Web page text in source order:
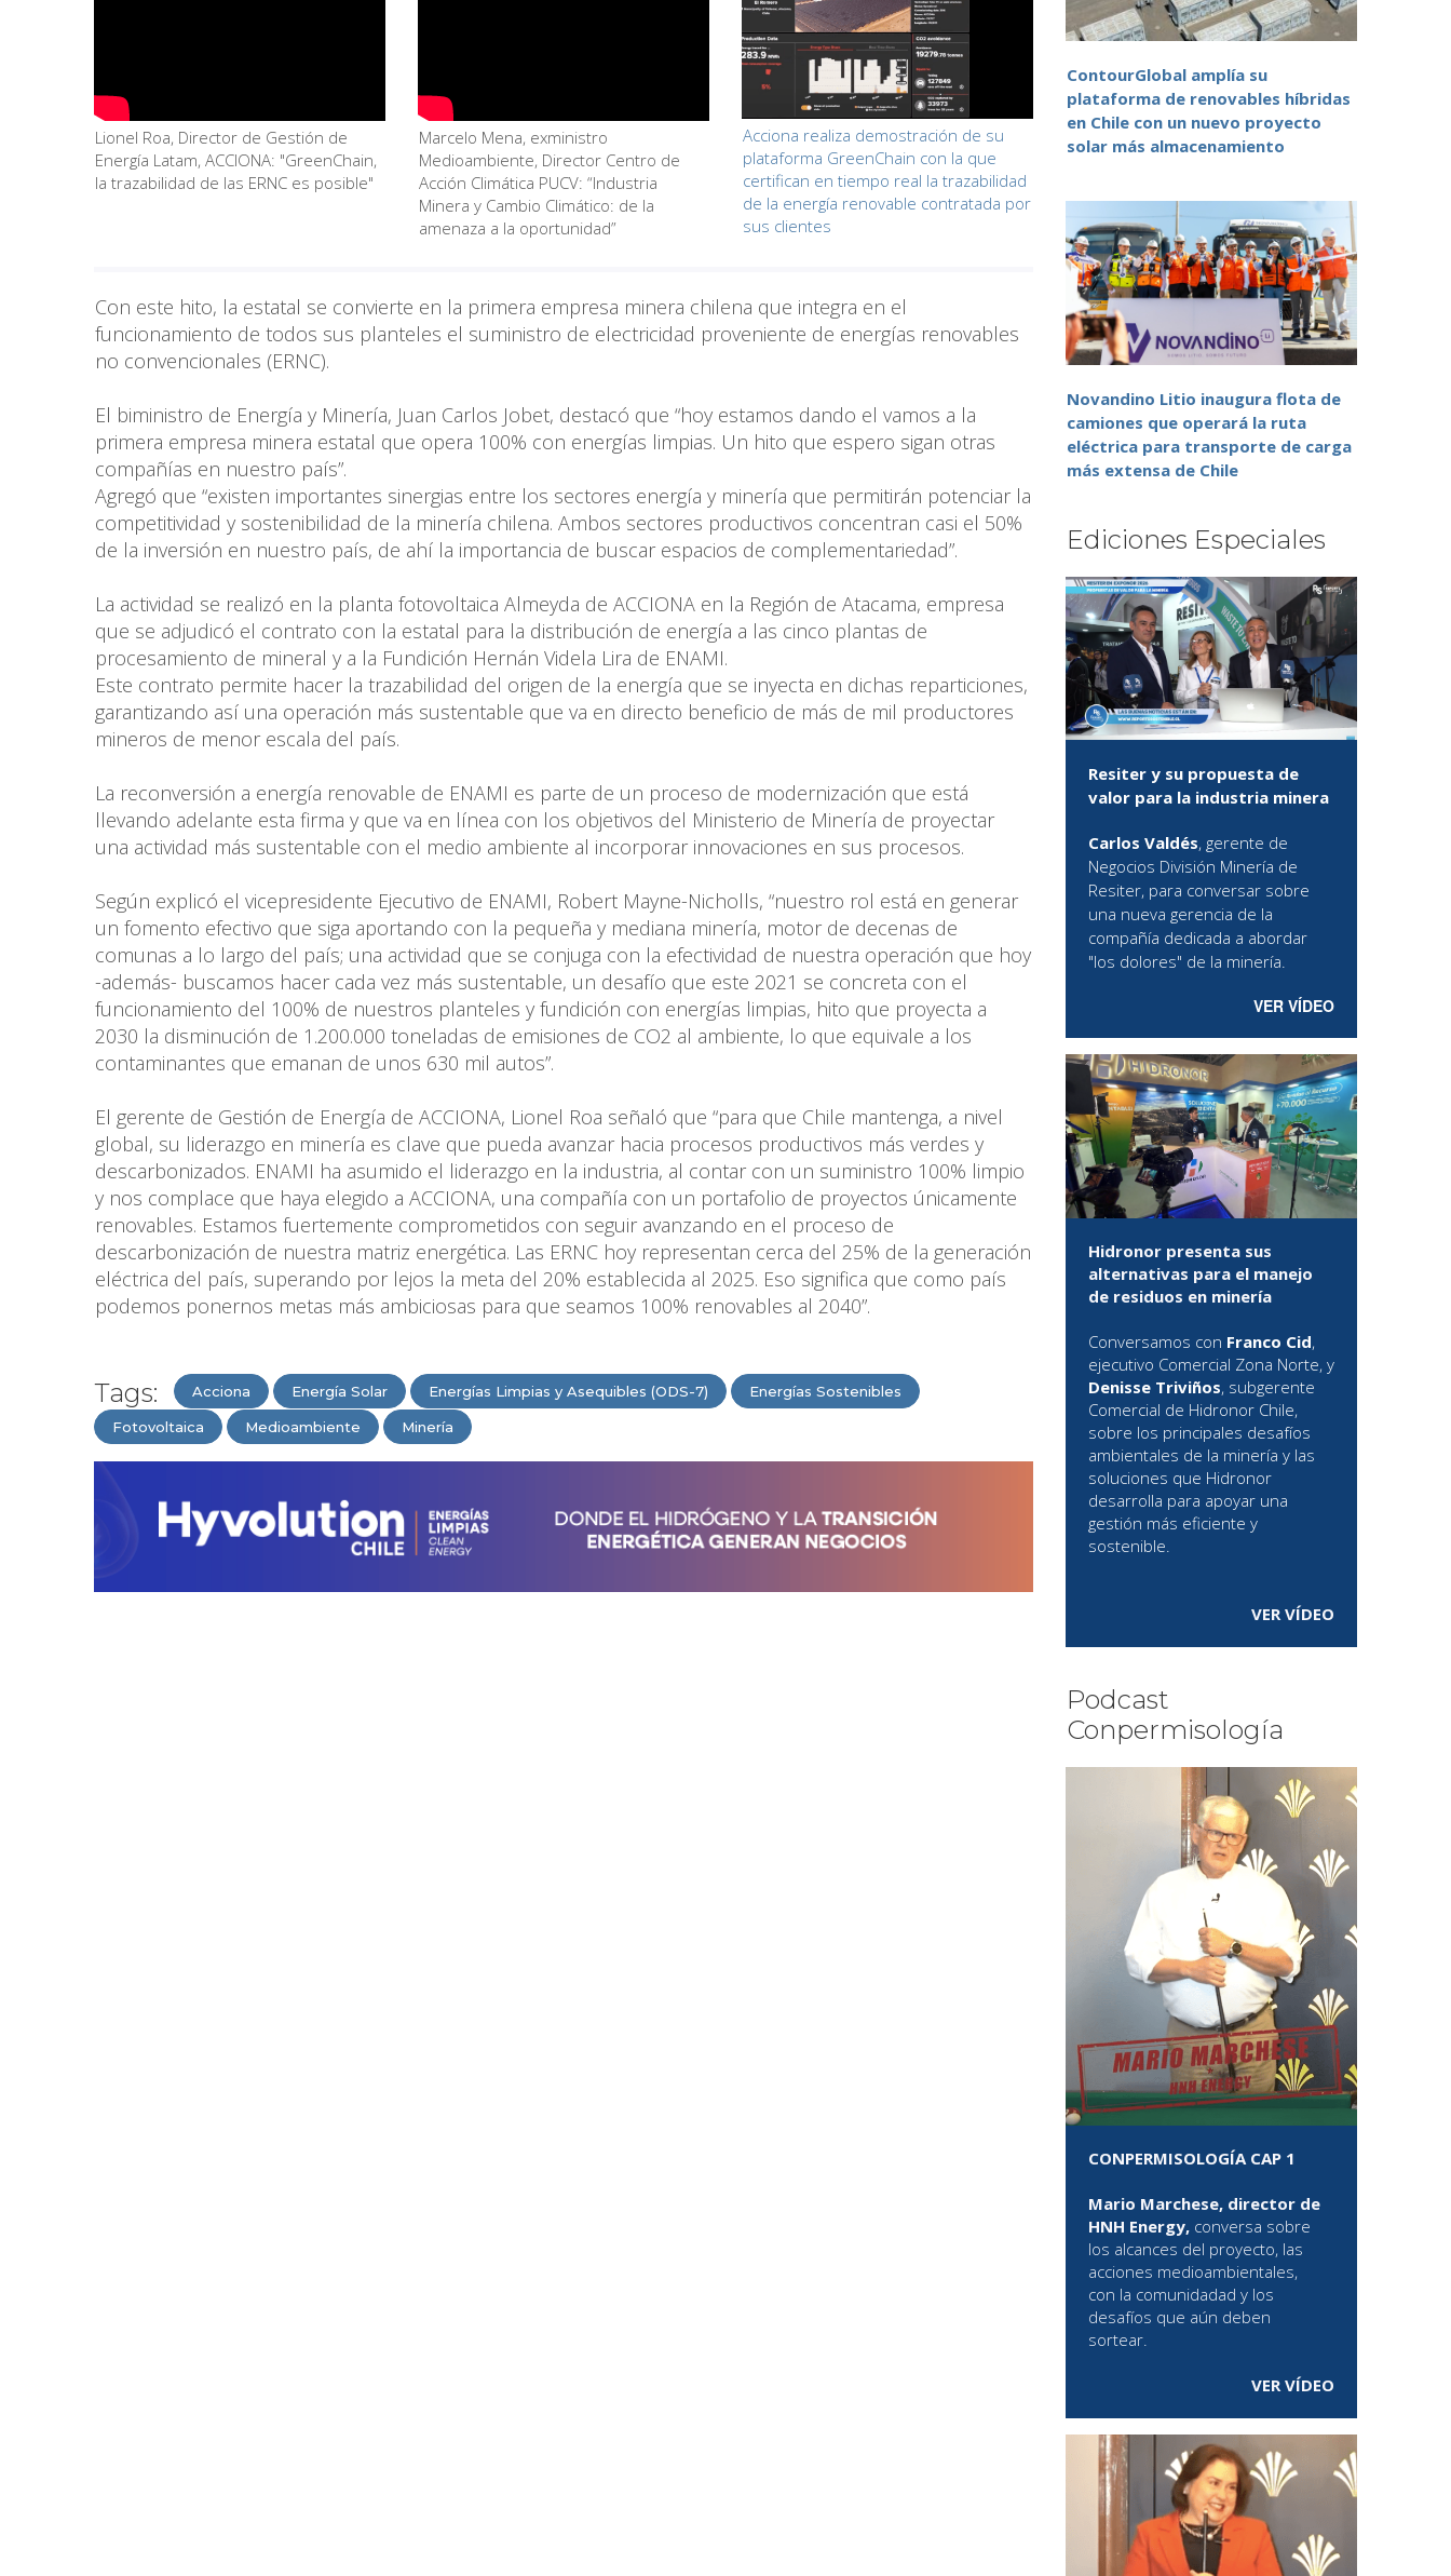
Lionel Roa, Director de Gestión de
Energía Latam, ACCIONA: "GreenChain,
la trazabilidad de las ERNC es posible"
Marcelo Mena, exministro
Medioambiente, Director Centro de
Acción Climática PUCV: “Industria
Minera y Cambio Climático: de la
amenaza a la oportunidad”
Acciona realiza demostración de su
plataforma GreenChain con la que
certifican en tiempo real la trazabilidad
de la energía renovable contratada por
sus clientes
Con este hito, la estatal se convierte en la primera empresa minera chilena que integra en el
funcionamiento de todos sus planteles el suministro de electricidad proveniente de energías renovables
no convencionales (ERNC).
El biministro de Energía y Minería, Juan Carlos Jobet, destacó que “hoy estamos dando el vamos a la
primera empresa minera estatal que opera 100% con energías limpias. Un hito que espero sigan otras
compañías en nuestro país”.
Agregó que “existen importantes sinergias entre los sectores energía y minería que permitirán potenciar la
competitividad y sostenibilidad de la minería chilena. Ambos sectores productivos concentran casi el 50%
de la inversión en nuestro país, de ahí la importancia de buscar espacios de complementariedad”.
La actividad se realizó en la planta fotovoltaica Almeyda de ACCIONA en la Región de Atacama, empresa
que se adjudicó el contrato con la estatal para la distribución de energía a las cinco plantas de
procesamiento de mineral y a la Fundición Hernán Videla Lira de ENAMI.
Este contrato permite hacer la trazabilidad del origen de la energía que se inyecta en dichas reparticiones,
garantizando así una operación más sustentable que va en directo beneficio de más de mil productores
mineros de menor escala del país.
La reconversión a energía renovable de ENAMI es parte de un proceso de modernización que está
llevando adelante esta firma y que va en línea con los objetivos del Ministerio de Minería de proyectar
una actividad más sustentable con el medio ambiente al incorporar innovaciones en sus procesos.
Según explicó el vicepresidente Ejecutivo de ENAMI, Robert Mayne-Nicholls, “nuestro rol está en generar
un fomento efectivo que siga aportando con la pequeña y mediana minería, motor de decenas de
comunas a lo largo del país; una actividad que se conjuga con la efectividad de nuestra operación que hoy
-además- buscamos hacer cada vez más sustentable, un desafío que este 2021 se concreta con el
funcionamiento del 100% de nuestros planteles y fundición con energías limpias, hito que proyecta a
2030 la disminución de 1.200.000 toneladas de emisiones de CO2 al ambiente, lo que equivale a los
contaminantes que emanan de unos 630 mil autos”.
El gerente de Gestión de Energía de ACCIONA, Lionel Roa señaló que “para que Chile mantenga, a nivel
global, su liderazgo en minería es clave que pueda avanzar hacia procesos productivos más verdes y
descarbonizados. ENAMI ha asumido el liderazgo en la industria, al contar con un suministro 100% limpio
y nos complace que haya elegido a ACCIONA, una compañía con un portafolio de proyectos únicamente
renovables. Estamos fuertemente comprometidos con seguir avanzando en el proceso de
descarbonización de nuestra matriz energética. Las ERNC hoy representan cerca del 25% de la generación
eléctrica del país, superando por lejos la meta del 20% establecida al 2025. Eso significa que como país
podemos ponernos metas más ambiciosas para que seamos 100% renovables al 2040”.
Tags: Acciona Energía Solar Energías Limpias y Asequibles (ODS-7) Energías Sostenibles
Fotovoltaica Medioambiente Minería
ContourGlobal amplía su
plataforma de renovables híbridas
en Chile con un nuevo proyecto
solar más almacenamiento
Novandino Litio inaugura flota de
camiones que operará la ruta
eléctrica para transporte de carga
más extensa de Chile
Ediciones Especiales
Resiter y su propuesta de
valor para la industria minera
Carlos Valdés, gerente de
Negocios División Minería de
Resiter, para conversar sobre
una nueva gerencia de la
compañía dedicada a abordar
"los dolores" de la minería.
VER VÍDEO
Hidronor presenta sus
alternativas para el manejo
de residuos en minería
Conversamos con Franco Cid,
ejecutivo Comercial Zona Norte, y
Denisse Triviños, subgerente
Comercial de Hidronor Chile,
sobre los principales desafíos
ambientales de la minería y las
soluciones que Hidronor
desarrolla para apoyar una
gestión más eficiente y
sostenible.
VER VÍDEO
Podcast
Conpermisología
CONPERMISOLOGÍA CAP 1
Mario Marchese, director de
HNH Energy, conversa sobre
los alcances del proyecto, las
acciones medioambientales,
con la comunidadad y los
desafíos que aún deben
sortear.
VER VÍDEO